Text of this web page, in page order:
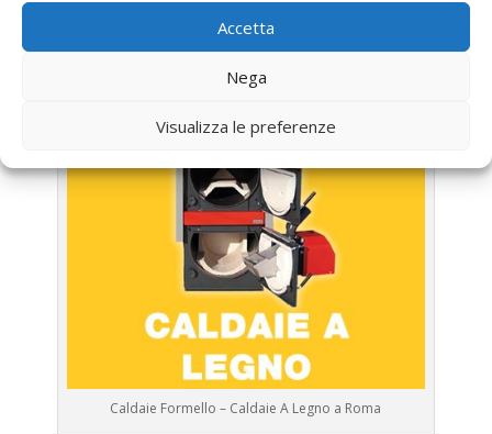
Accetta
Nega
Visualizza le preferenze
Caldaie Formello – Caldaie A Legno a Roma